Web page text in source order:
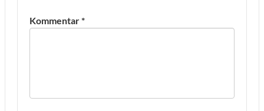
Kommentar*